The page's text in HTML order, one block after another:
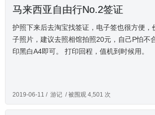
马来西亚自由行No.2签证
护照下来后去淘宝找签证，电子签也很方便
子照片，建议去照相馆拍照20元，自己P怕不
印黑白A4即可。 打印回程，值机到时候用。
2019-06-11 / 游记 / 被围观 4,501 次